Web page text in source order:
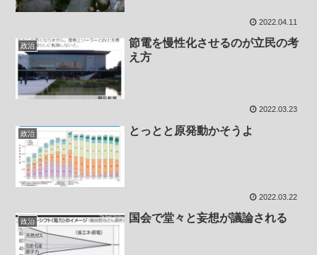
2022.04.11
政治
節電を慢性化させるのが立民の考
え方
2022.03.23
政治 とっとと原発動かそうよ
2022.03.22
政治 国会で堂々と妄想が議論される